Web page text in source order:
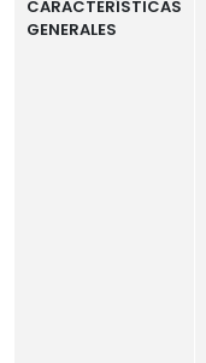
CARACTERÍSTICAS
GENERALES